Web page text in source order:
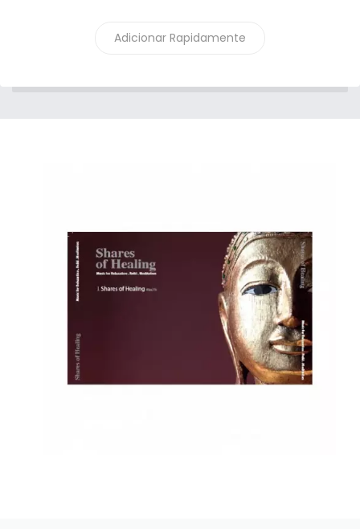
Adicionar Rapidamente